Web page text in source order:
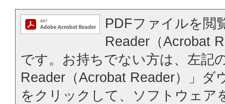
PDFファイルを閲
Reader（Acrobat
です。お持ちでない方は、左記
Reader（Acrobat Reader）」ダ
をクリックして、ソフトウェア